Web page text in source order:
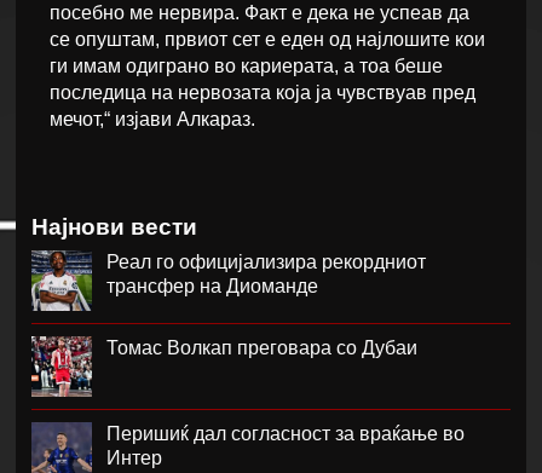
посебно ме нервира. Факт е дека не успеав да
се опуштам, првиот сет е еден од најлошите кои
ги имам одиграно во кариерата, а тоа беше
последица на нервозата која ја чувствуав пред
мечот,“ изјави Алкараз.
Најнови вести
Реал го официјализира рекордниот
трансфер на Диоманде
Томас Волкап преговара со Дубаи
Перишиќ дал согласност за враќање во
Интер